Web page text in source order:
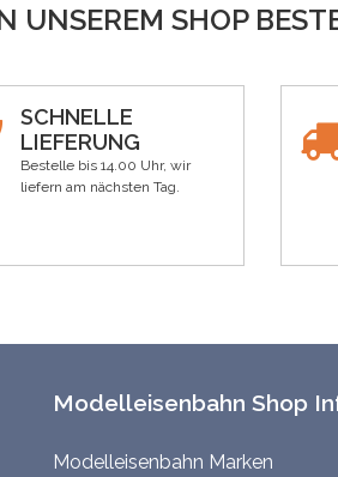
UNSEREM SHOP
SCHNELLE
LIEFERUNG
Bestelle bis 14.00 Uhr, wir
liefern am nächsten Tag.
Modelleisenbahn Shop
Modelleisenbahn Marken